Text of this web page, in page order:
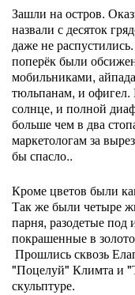
Зашли на остров.
назвали с десяток
даже не
поперёк были
мобильниками,
тюльпанам, и
солнце, и полной
больше чем в два
маркетологам за
бы спасло..
Кроме цветов были
Так же были четыре
парня, разодетые
покрашенные в
Прошлись сквозь
"Поцелуй" Климта и
скульптуре.